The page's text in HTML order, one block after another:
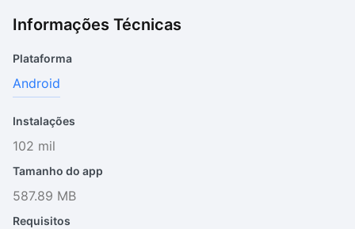
Informações Técnicas
Plataforma
Android
Instalações
102 mil
Tamanho do app
587.89 MB
Requisitos